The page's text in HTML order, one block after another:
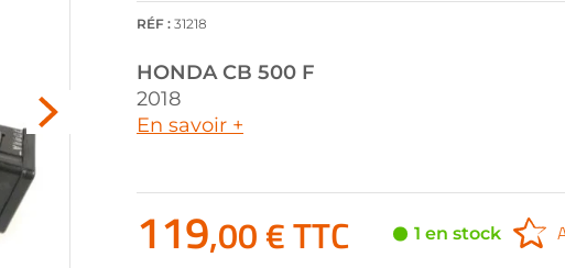
RÉF : 31218
HONDA CB 500 F
2018
En savoir +
119,00 € TTC 1 en stock